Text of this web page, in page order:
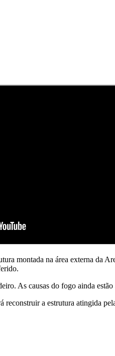
montada na área externa da
As causas do fogo ainda
a estrutura atingida